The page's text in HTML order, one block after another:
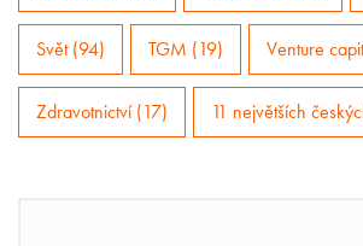
Svět (94) TGM (19) Venture
Zdravotnictví (17) 11 největších